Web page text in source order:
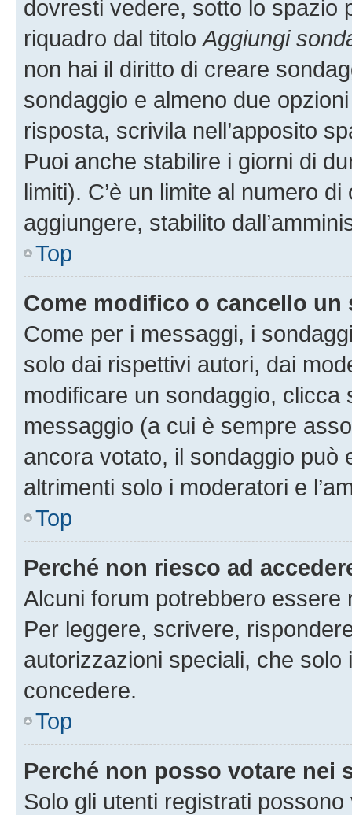
dovresti vedere, sotto lo spazio
riquadro dal titolo Aggiungi
non hai il diritto di creare
sondaggio e almeno due
risposta, scrivila nell’apposito
Puoi anche stabilire i giorni di
limiti). C’è un limite al numero
aggiungere, stabilito
Top
Come modifico o cancello un
Come per i messaggi, i
solo dai rispettivi autori, dai
modificare un sondaggio,
messaggio (a cui è sempre
ancora votato, il sondaggio può
altrimenti solo i moderatori e
Top
Perché non riesco ad
Alcuni forum potrebbero
Per leggere, scrivere,
autorizzazioni speciali, che solo
concedere.
Top
Perché non posso votare nei
Solo gli utenti registrati